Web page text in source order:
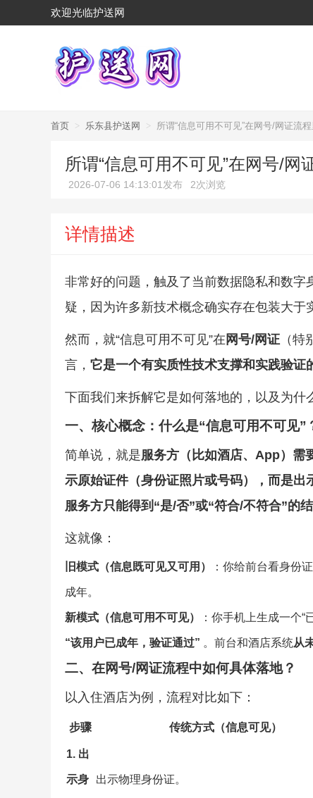
欢迎光临护送网
首页 > 乐东县护送网 > 所谓“信息可用不可见”在网号/网证流
所谓“信息可用不可见”在网号/
2026-07-06 14:13:01发布 2次浏览
详情描述
非常好的问题，触及了当前数据隐私和数字
疑，因为许多新技术概念确实存在包装大于
然而，就“信息可用不可见”在 网号/网证 （
言， 它是一个有实质性技术支撑和实践验
下面我们来拆解它是如何落地的，以及为什
一、核心概念：什么是“信息可用不可见”
简单说，就是服务方（比如酒店、App）需
示原始证件（身份证照片或号码），而是出
服务方只能得到“是/否”或“符合/不符合”的
这就像：
旧模式（信息既可见又可用） ：你给前台看身份
成年。
新模式（信息可用不可见） ：你手机上生成一个
“该用户已成年，验证通过” 。前台和酒店系统从
二、在网号/网证流程中如何具体落地？
以入住酒店为例，流程对比如下：
步骤 传统方式（信息可见）
1. 出
示身 出示物理身份证。